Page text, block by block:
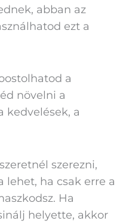
abban az
ezt a
a
növelni a
kedvelések, a
szerezni,
lehet, ha csak erre a
Ha
helyette, akkor